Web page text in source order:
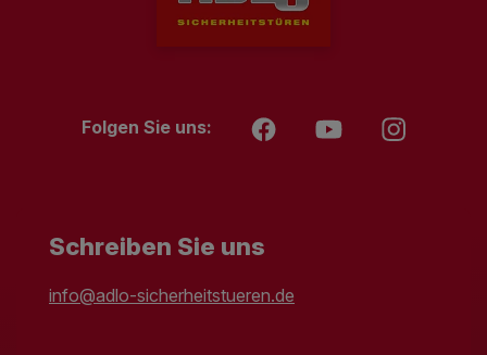
Folgen Sie uns:
Schreiben Sie uns
info@adlo-sicherheitstueren.de